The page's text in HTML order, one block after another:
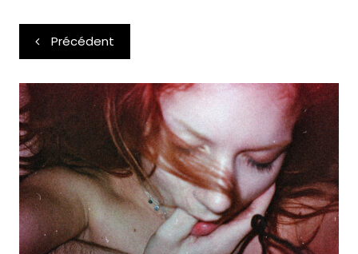
Navigation
de
l’article
Précédent